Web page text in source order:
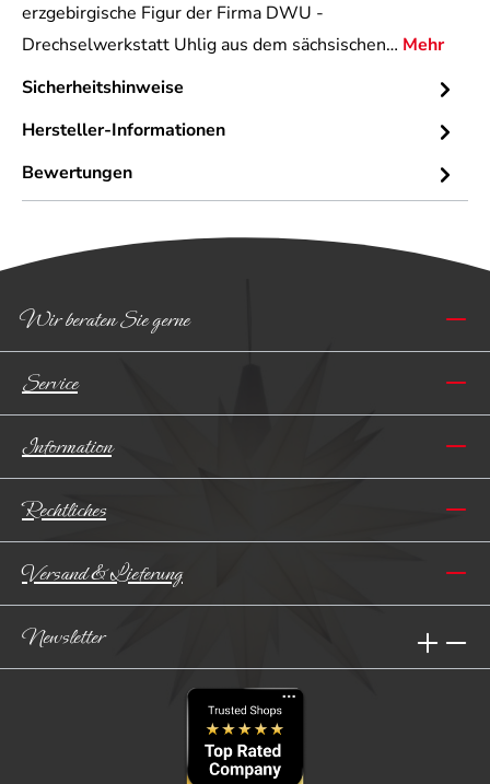
erzgebirgische Figur der Firma DWU -
Drechselwerkstatt Uhlig aus dem sächsischen… Mehr
Sicherheitshinweise
Hersteller-Informationen
Bewertungen
Wir beraten Sie gerne
Service
Information
Rechtliches
Versand & Lieferung
Newsletter